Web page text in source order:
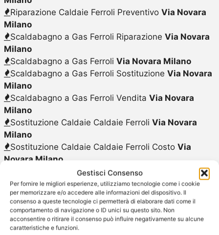
Gestisci Consenso
Per fornire le migliori esperienze, utilizziamo tecnologie come i cookie
per memorizzare e/o accedere alle informazioni del dispositivo. Il
consenso a queste tecnologie ci permetterà di elaborare dati come il
comportamento di navigazione o ID unici su questo sito. Non
acconsentire o ritirare il consenso può influire negativamente su alcune
caratteristiche e funzioni.
Riparazione Caldaie Ferroli Preventivo Via Novara
Milano
Scaldabagno a Gas Ferroli Riparazione Via Novara
Milano
Scaldabagno a Gas Ferroli Via Novara Milano
Scaldabagno a Gas Ferroli Sostituzione Via Novara
Milano
Scaldabagno a Gas Ferroli Vendita Via Novara
Milano
Sostituzione Caldaie Caldaie Ferroli Via Novara
Milano
Sostituzione Caldaie Caldaie Ferroli Costo Via
Novara Milano
Sostituzione Caldaie Caldaie Ferroli
Milano
Sostituzione Caldaie Caldaie Ferroli Preventivo
Novara Milano
Sostituzione Caldaie Caldaie Ferroli PrezziVia
Novara Milano